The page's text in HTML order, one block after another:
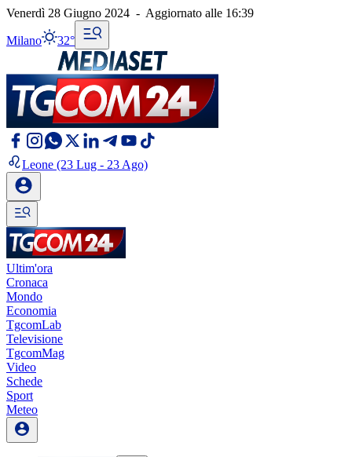
Venerdì 28 Giugno 2024 - Aggiornato alle 16:39
Milano 32°
Leone (23 Lug - 23 Ago)
Ultim'ora
Cronaca
Mondo
Economia
TgcomLab
Televisione
TgcomMag
Video
Schede
Sport
Meteo